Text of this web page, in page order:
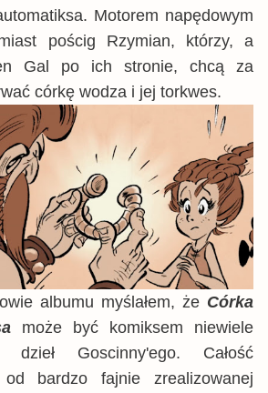
Motorem napędowym
pościg Rzymian, którzy, a
Gal po ich stronie, chcą za
córkę wodza i jej torkwes.
albumu myślałem, że Córka
może być komiksem niewiele
Goscinny'ego.
Całość
bardzo fajnie zrealizowanej